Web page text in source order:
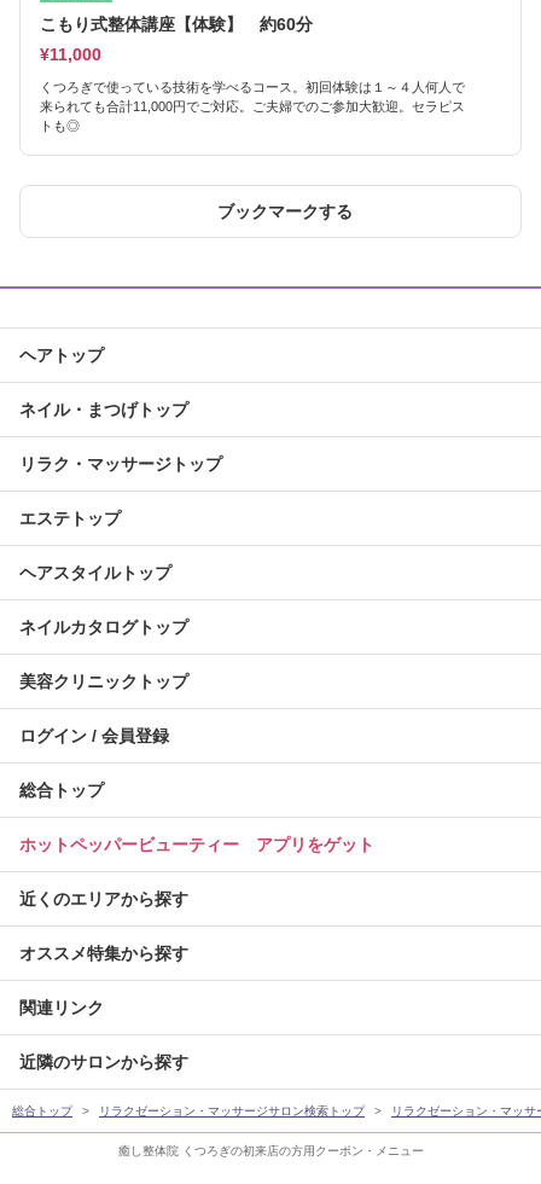
癒し整体院 くつろぎの初来店の方用クーポン・メニュー
こもり式整体講座【体験】 約60分
¥11,000
くつろぎで使っている技術を学べるコース。初回体験は１～４人何人で
来られても合計11,000円でご対応。ご夫婦でのご参加大歓迎。セラピス
トも◎
ブックマークする
ヘアトップ
ネイル・まつげトップ
リラク・マッサージトップ
エステトップ
ヘアスタイルトップ
ネイルカタログトップ
美容クリニックトップ
ログイン / 会員登録
総合トップ
ホットペッパービューティー アプリをゲット
近くのエリアから探す
オススメ特集から探す
関連リンク
近隣のサロンから探す
総合トップ リラクゼーション・マッサージサロン検索トップ リラクゼーション・マッ